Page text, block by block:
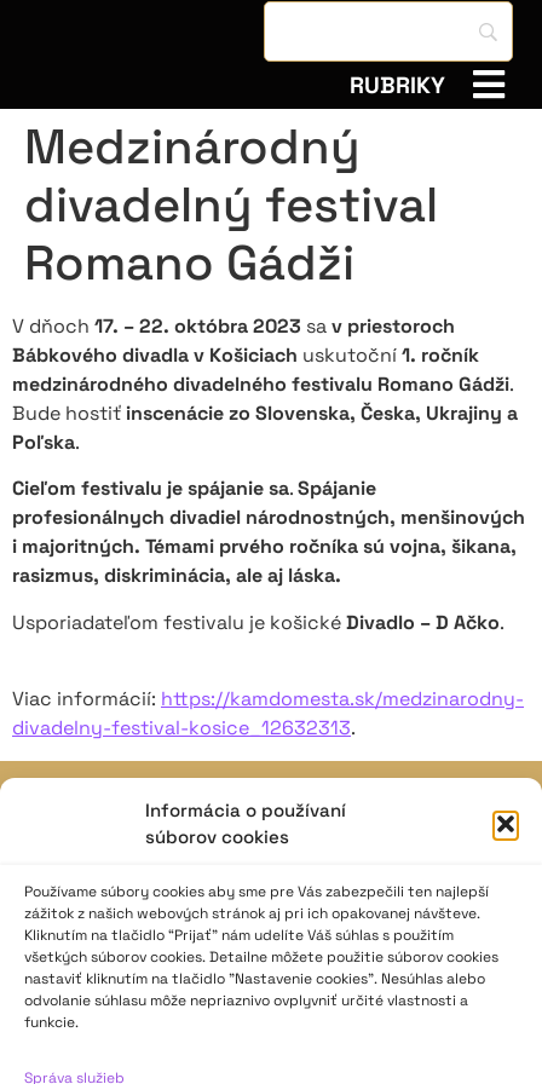
Informácia o používaní
súborov cookies
Používame súbory cookies aby sme pre Vás zabezpečili ten najlepší
zážitok z našich webových stránok aj pri ich opakovanej návšteve.
Kliknutím na tlačidlo “Prijať” nám udelíte Váš súhlas s použitím
všetkých súborov cookies. Detailne môžete použitie súborov cookies
nastaviť kliknutím na tlačidlo "Nastavenie cookies". Nesúhlas alebo
odvolanie súhlasu môže nepriaznivo ovplyvniť určité vlastnosti a
funkcie.
Správa služieb
RUBRIKY
Medzinárodný
divadelný festival
Romano Gádži
V dňoch 17. – 22. októbra 2023 sav priestoroch
Bábkového divadla v Košiciach uskutoční1. ročník
medzinárodného divadelného festivalu Romano Gádži.
Bude hostiť inscenácie zo Slovenska, Česka, Ukrajiny a
Poľska.
Cieľom festivalu je spájanie sa.Spájanie
profesionálnych divadiel národnostných, menšinových
i majoritných. Témami prvého ročníka sú vojna, šikana,
rasizmus, diskriminácia, ale aj láska.
Usporiadateľom festivalu je košickéDivadlo – D Ačko.
Viac informácií: https://kamdomesta.sk/medzinarodny-
divadelny-festival-kosice_12632313.
e-mail: javisko.noc@nocka.sk
Nám. SNP č. 12, 812 34 Bratislava 1
Slovenská republika
2023–2025 ©